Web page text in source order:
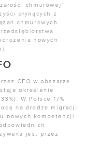
chmurowej”
płynących z
chmurowych
nowych
CFO w obszarze
określenie
W Polsce 17%
na drodze migracji
nowych kompetencji
jest przez